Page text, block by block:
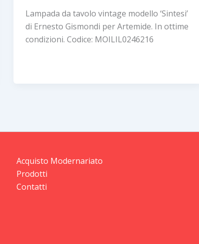
Lampada da tavolo vintage modello ‘Sintesi’
di Ernesto Gismondi per Artemide. In ottime
condizioni. Codice: MOILIL0246216
Acquisto Modernariato
Prodotti
Contatti